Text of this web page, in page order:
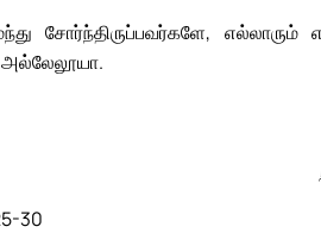
சோர்ந்திருப்பவர்களே,
30